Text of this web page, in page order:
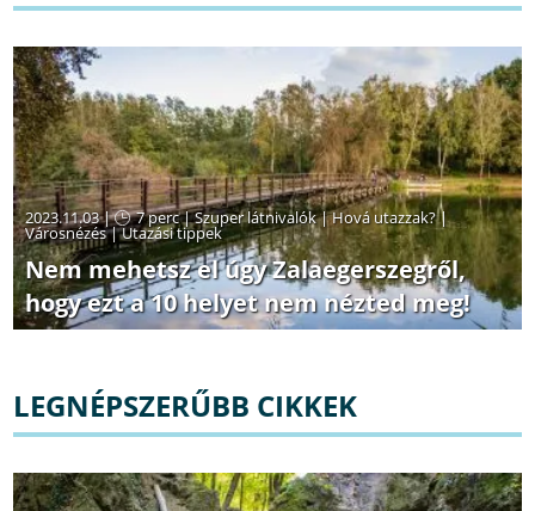
2023.11.03 | 7 perc|Szuper látnivalók|Hová utazzak?|
Városnézés|Utazási tippek
Nem mehetsz el úgy Zalaegerszegről,
hogy ezt a 10 helyet nem nézted meg!
LEGNÉPSZERŰBB CIKKEK